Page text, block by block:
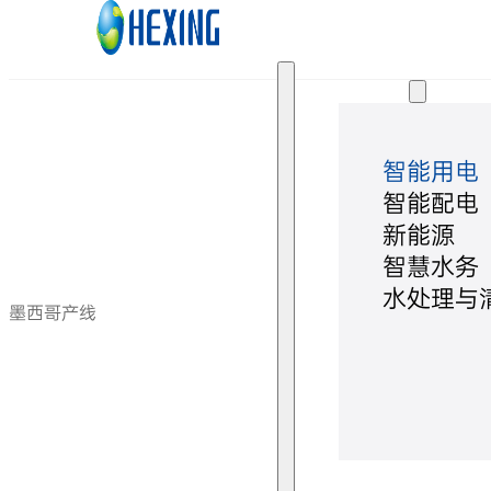
跳转到主要内容 跳转到页脚
智能用电
智能配电
新能源
智慧水务
水处理与
墨西哥产线